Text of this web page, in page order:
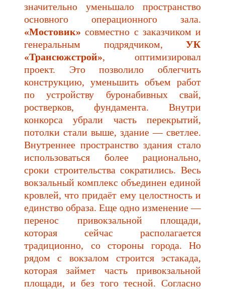
значительно уменьшало пространство
основного операционного зала.
«Мостовик» совместно с заказчиком и
генеральным подрядчиком, УК
«Трансюжстрой», оптимизировал
проект. Это позволило облегчить
конструкцию, уменьшить объем работ
по устройству буронабивных свай,
ростверков, фундамента. Внутри
конкорса убрали часть перекрытий,
потолки стали выше, здание — светлее.
Внутреннее пространство здания стало
использоваться более рационально,
сроки строительства сократились. Весь
вокзальный комплекс объединен единой
кровлей, что придаёт ему целостность и
единство образа. Еще одно изменение —
перенос привокзальной площади,
которая сейчас располагается
традиционно, со стороны города. Но
рядом с вокзалом строится эстакада,
которая займет часть привокзальной
площади, и без того тесной. Согласно